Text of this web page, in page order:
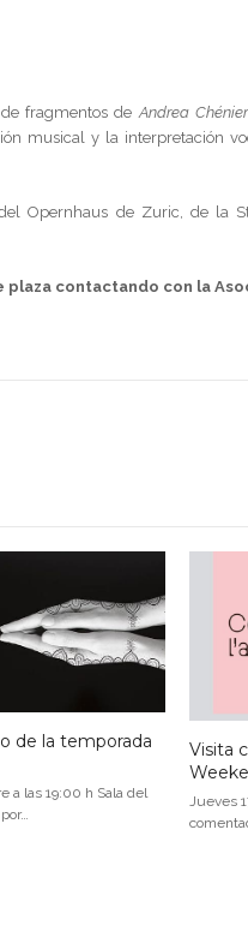
fragmentos deAndrea Chénier
musical y la interpretación
Opernhaus de Zuric, de la
contactando con la
de la temporada
a las 19:00 h Sala del
Visita
Jueves